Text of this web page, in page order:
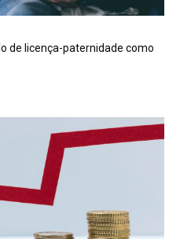
de licença-paternidade como